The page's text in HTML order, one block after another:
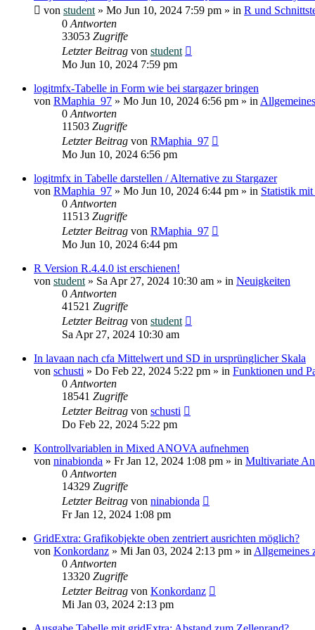
von student » Mo Jun 10, 2024 7:59 pm » in R und
0 Antworten
33053 Zugriffe
Letzter Beitrag von student
Mo Jun 10, 2024 7:59 pm
logitmfx-Tabelle in Form wie bei stargazer bringen
von RMaphia_97 » Mo Jun 10, 2024 6:56 pm » in
0 Antworten
11503 Zugriffe
Letzter Beitrag von RMaphia_97
Mo Jun 10, 2024 6:56 pm
logitmfx in Tabelle darstellen / Alternative zu Stargazer
von RMaphia_97 » Mo Jun 10, 2024 6:44 pm » in Statistik mit
0 Antworten
11513 Zugriffe
Letzter Beitrag von RMaphia_97
Mo Jun 10, 2024 6:44 pm
R Version R.4.4.0 ist erschienen!
von student » Sa Apr 27, 2024 10:30 am » in Neuigkeiten
0 Antworten
41521 Zugriffe
Letzter Beitrag von student
Sa Apr 27, 2024 10:30 am
In lavaan nach cfa Mittelwert und SD in ursprünglicher Skala
von schusti » Do Feb 22, 2024 5:22 pm » in Funktionen und
0 Antworten
18541 Zugriffe
Letzter Beitrag von schusti
Do Feb 22, 2024 5:22 pm
Kontrollvariablen in Mixed ANOVA aufnehmen
von ninabionda » Fr Jan 12, 2024 1:08 pm » in Multivariate
0 Antworten
14329 Zugriffe
Letzter Beitrag von ninabionda
Fr Jan 12, 2024 1:08 pm
GridExtra: Grafikobjekte oben zentriert ausrichten möglich?
von Konkordanz » Mi Jan 03, 2024 2:13 pm » in Allgemeines
0 Antworten
13320 Zugriffe
Letzter Beitrag von Konkordanz
Mi Jan 03, 2024 2:13 pm